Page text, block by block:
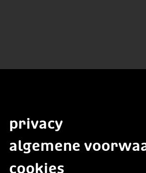
privacy
algemene
cookies